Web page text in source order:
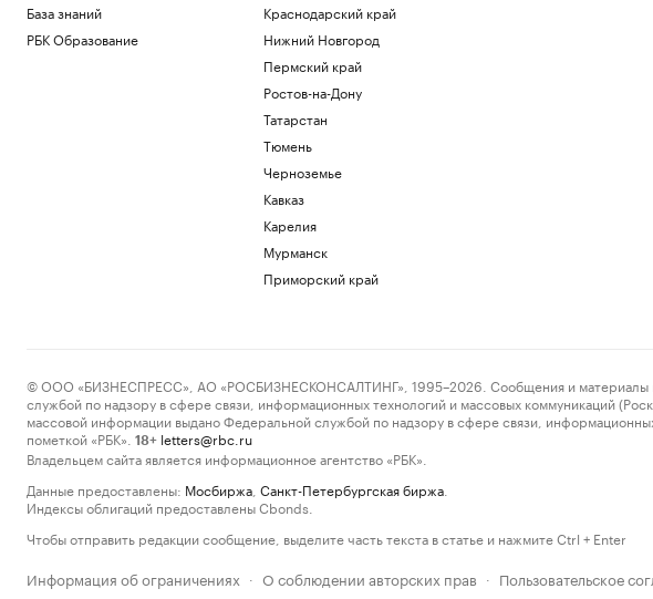
База знаний
РБК Образование
Краснодарский край
Нижний Новгород
Пермский край
Ростов-на-Дону
Татарстан
Тюмень
Черноземье
Кавказ
Карелия
Мурманск
Приморский край
© ООО «БИЗНЕСПРЕСС», АО «РОСБИЗНЕСКОНСАЛТИНГ», 1995–2026. Сообщения и материалы
службой по надзору в сфере связи, информационных технологий и массовых коммуникаций
массовой информации выдано Федеральной службой по надзору в сфере связи,
пометкой «РБК».
18+ letters@rbc.ru
Владельцем сайта является информационное агентство «РБК».
Данные предоставлены: Мосбиржа Санкт-Петербургская биржа
Индексы облигаций предоставлены Cbonds.
Чтобы отправить редакции сообщение, выделите часть текста в статье и нажмите Ctrl + Enter
Информация об ограничениях · О соблюдении авторских прав · Пользовательское